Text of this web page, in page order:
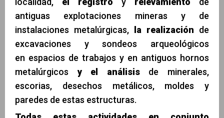
antiguas explotaciones mineras y de
instalaciones metalúrgicas, la realización de
excavaciones y sondeos arqueológicos
en espacios de trabajos y en antiguos hornos
metalúrgicos y el análisis de minerales,
escorias, desechos metálicos, moldes y
paredes de estas estructuras.